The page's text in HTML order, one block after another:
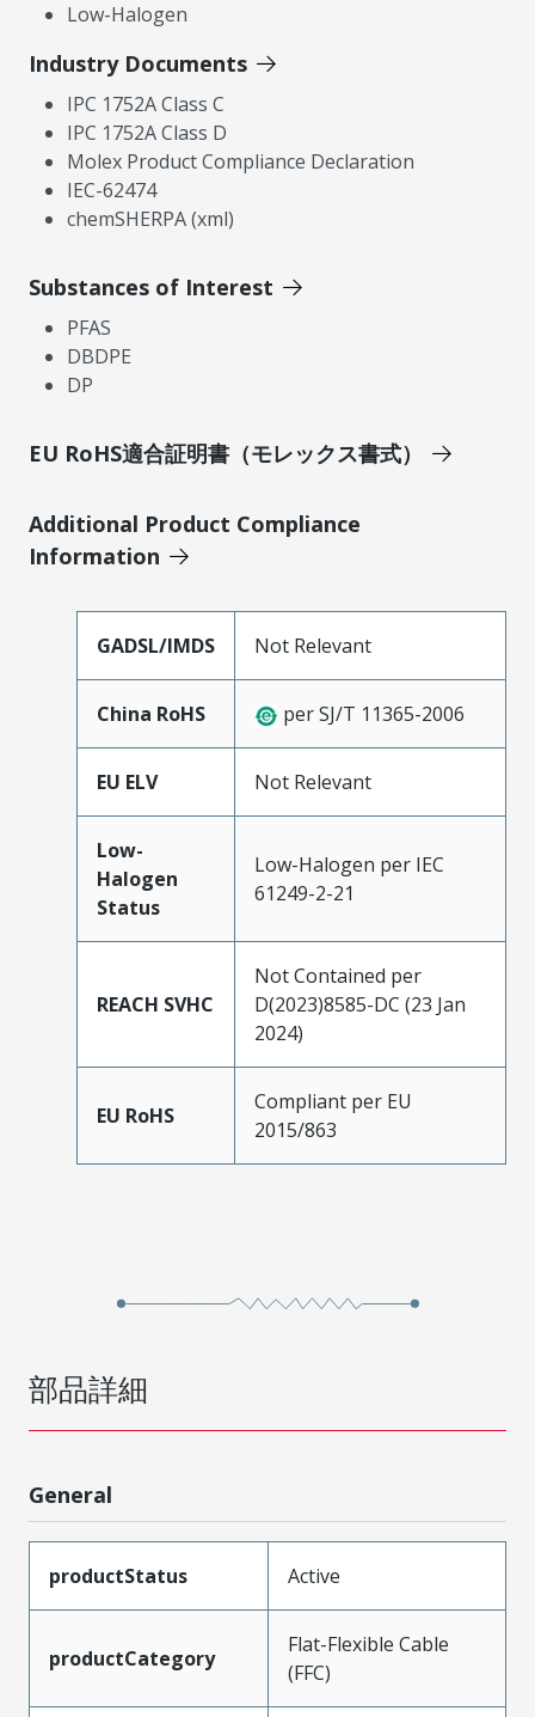
Low-Halogen
Industry Documents
IPC 1752A Class C
IPC 1752A Class D
Molex Product Compliance Declaration
IEC-62474
chemSHERPA (xml)
Substances of Interest
PFAS
DBDPE
DP
EU RoHS適合証明書（モレックス書式）
Additional Product Compliance
Information
GADSL/IMDS Not Relevant
China RoHS per SJ/T 11365-2006
EU ELV Not Relevant
Low-
Halogen
Status
Low-Halogen per IEC
61249-2-21
REACH SVHC
Not Contained per
D(2023)8585-DC (23 Jan
2024)
EU RoHS
Compliant per EU
2015/863
部品詳細
General
productStatus Active
productCategory
Flat-Flexible Cable
(FFC)